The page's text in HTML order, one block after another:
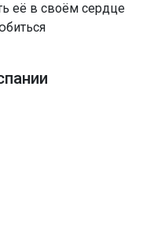
её в своём сердце